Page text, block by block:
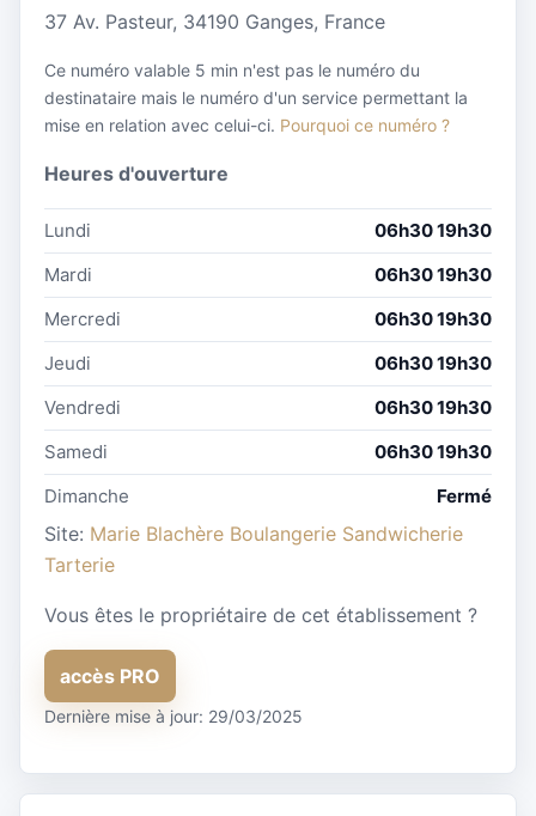
37 Av. Pasteur, 34190 Ganges, France
Ce numéro valable 5 min n'est pas le numéro du
destinataire mais le numéro d'un service permettant la
mise en relation avec celui-ci. Pourquoi ce numéro ?
Heures d'ouverture
Lundi
06h30 19h30
Mardi
06h30 19h30
Mercredi
06h30 19h30
Jeudi
06h30 19h30
Vendredi
06h30 19h30
Samedi
06h30 19h30
Dimanche
Fermé
Site: Marie Blachère Boulangerie Sandwicherie
Tarterie
Vous êtes le propriétaire de cet établissement ?
accès PRO
Dernière mise à jour: 29/03/2025